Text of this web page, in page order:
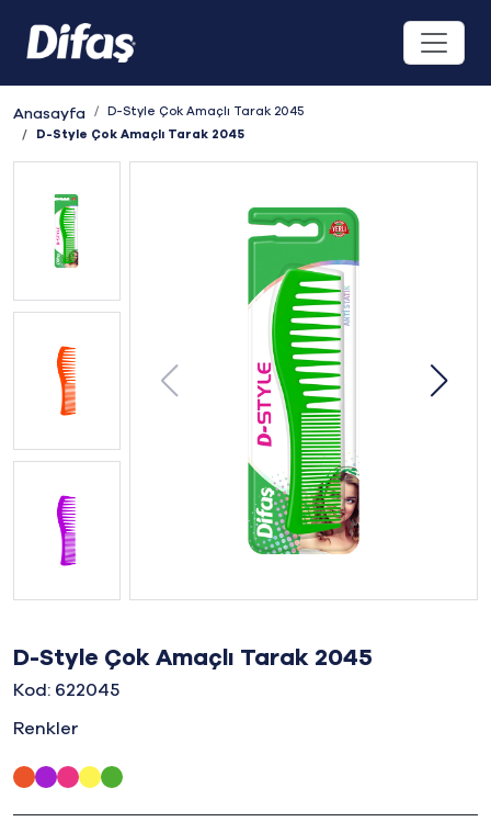
Anasayfa
D-Style Çok Amaçlı Tarak 2045
D-Style Çok Amaçlı Tarak 2045
D-Style Çok Amaçlı Tarak 2045
Kod: 622045
Renkler